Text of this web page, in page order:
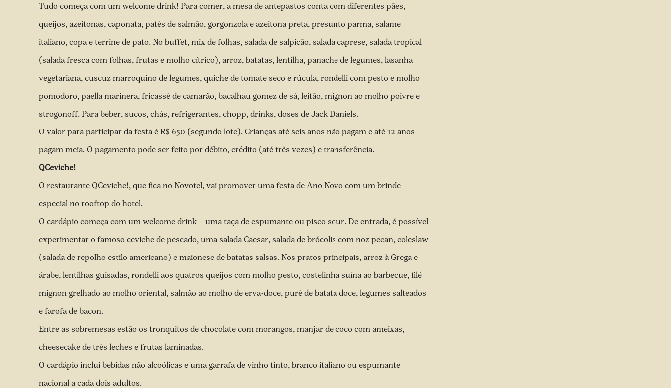
Tudo começa com um welcome drink! Para comer, a mesa de antepastos conta com diferentes pães,
queijos, azeitonas, caponata, patês de salmão, gorgonzola e azeitona preta, presunto parma, salame
italiano, copa e terrine de pato. No buffet, mix de folhas, salada de salpicão, salada caprese, salada tropical
(salada fresca com folhas, frutas e molho cítrico), arroz, batatas, lentilha, panache de legumes, lasanha
vegetariana, cuscuz marroquino de legumes, quiche de tomate seco e rúcula, rondelli com pesto e molho
pomodoro, paella marinera, fricassê de camarão, bacalhau gomez de sá, leitão, mignon ao molho poivre e
strogonoff. Para beber, sucos, chás, refrigerantes, chopp, drinks, doses de Jack Daniels.
O valor para participar da festa é R$ 650 (segundo lote). Crianças até seis anos não pagam e até 12 anos
pagam meia. O pagamento pode ser feito por débito, crédito (até três vezes) e transferência.
QCeviche!
O restaurante QCeviche!, que fica no Novotel, vai promover uma festa de Ano Novo com um brinde
especial no rooftop do hotel.
O cardápio começa com um welcome drink – uma taça de espumante ou pisco sour. De entrada, é possível
experimentar o famoso ceviche de pescado, uma salada Caesar, salada de brócolis com noz pecan, coleslaw
(salada de repolho estilo americano) e maionese de batatas salsas. Nos pratos principais, arroz à Grega e
árabe, lentilhas guisadas, rondelli aos quatros queijos com molho pesto, costelinha suína ao barbecue, filé
mignon grelhado ao molho oriental, salmão ao molho de erva-doce, purê de batata doce, legumes salteados
e farofa de bacon.
Entre as sobremesas estão os tronquitos de chocolate com morangos, manjar de coco com ameixas,
cheesecake de três leches e frutas laminadas.
O cardápio inclui bebidas não alcoólicas e uma garrafa de vinho tinto, branco italiano ou espumante
nacional a cada dois adultos.